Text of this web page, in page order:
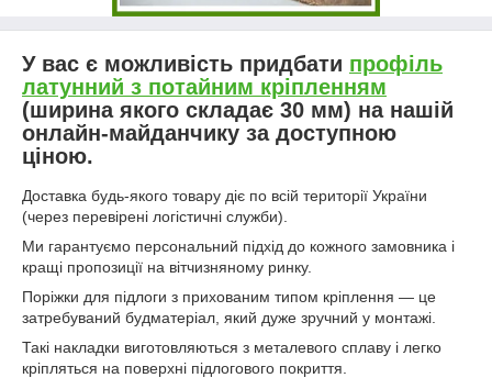
У вас є можливість придбати профіль
латунний з потайним кріпленням
(ширина якого складає 30 мм) на нашій
онлайн-майданчику за доступною
ціною.
Доставка будь-якого товару діє по всій території України
(через перевірені логістичні служби).
Ми гарантуємо персональний підхід до кожного замовника і
кращі пропозиції на вітчизняному ринку.
Поріжки для підлоги з прихованим типом кріплення — це
затребуваний будматеріал, який дуже зручний у монтажі.
Такі накладки виготовляються з металевого сплаву і легко
кріпляться на поверхні підлогового покриття.